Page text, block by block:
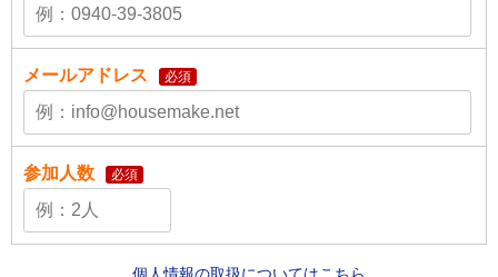
メールアドレス 必須
参加人数 必須